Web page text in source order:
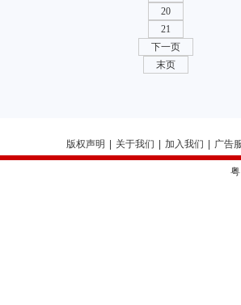
20
21
下一页
末页
版权声明 关于我们 加入我们 广告